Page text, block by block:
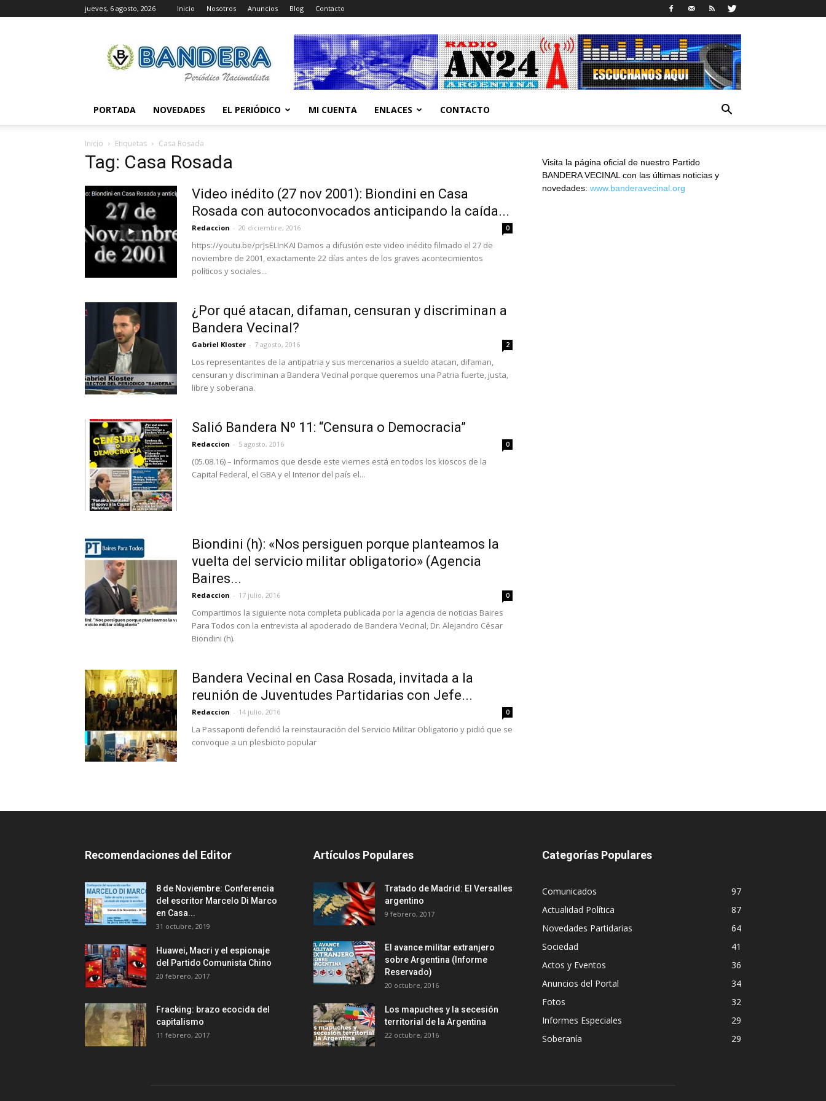
jueves, 6 agosto, 2026 Inicio Nosotros Anuncios Blog Contacto
Bandera
PORTADA NOVEDADES EL PERIÓDICO MI CUENTA ENLACES CONTACTO
Inicio Etiquetas Casa Rosada
Tag: Casa Rosada
Video inédito (27 nov 2001): Biondini en Casa
Rosada con autoconvocados anticipando la caída...
Redaccion - 20 diciembre, 2016 0
https://youtu.be/prJsELInKAI Damos a difusión este video inédito filmado el 27 de
noviembre de 2001, exactamente 22 días antes de los graves acontecimientos
políticos y sociales...
¿Por qué atacan, difaman, censuran y discriminan a
Bandera Vecinal?
Gabriel Kloster - 7 agosto, 2016 2
Los representantes de la antipatria y sus mercenarios a sueldo atacan, difaman,
censuran y discriminan a Bandera Vecinal porque queremos una Patria fuerte, justa,
libre y soberana.
Salió Bandera Nº 11: “Censura o Democracia”
Redaccion - 5 agosto, 2016 0
(05.08.16) – Informamos que desde este viernes está en todos los kioscos de la
Capital Federal, el GBA y el Interior del país el...
Biondini (h): «Nos persiguen porque planteamos la
vuelta del servicio militar obligatorio» (Agencia
Baires...
Redaccion - 17 julio, 2016 0
Compartimos la siguiente nota completa publicada por la agencia de noticias Baires
Para Todos con la entrevista al apoderado de Bandera Vecinal, Dr. Alejandro César
Biondini (h).
Bandera Vecinal en Casa Rosada, invitada a la
reunión de Juventudes Partidarias con Jefe...
Redaccion - 14 julio, 2016 0
La Passaponti defendió la reinstauración del Servicio Militar Obligatorio y pidió que se
convoque a un plesbicito popular
Visita la página oficial de nuestro Partido
BANDERA VECINAL con las últimas noticias y
novedades: www.banderavecinal.org
Recomendaciones del Editor
8 de Noviembre: Conferencia
del escritor Marcelo Di Marco
en Casa...
31 octubre, 2019
Huawei, Macri y el espionaje
del Partido Comunista Chino
20 febrero, 2017
Fracking: brazo ecocida del
capitalismo
11 febrero, 2017
Artículos Populares
Tratado de Madrid: El Versalles
argentino
9 febrero, 2017
El avance militar extranjero
sobre Argentina (Informe
Reservado)
20 octubre, 2016
Los mapuches y la secesión
territorial de la Argentina
22 octubre, 2016
Categorías Populares
Comunicados
97
Actualidad Política
87
Novedades Partidarias
64
Sociedad
41
Actos y Eventos
36
Anuncios del Portal
34
Fotos
32
Informes Especiales
29
Soberanía
29